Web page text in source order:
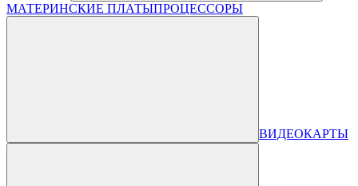
МАТЕРИНСКИЕ ПЛАТЫПРОЦЕССОРЫ
ВИДЕОКАРТЫ